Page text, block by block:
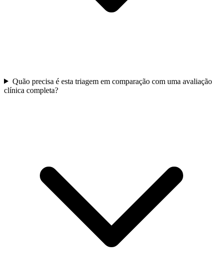
Quão precisa é esta triagem em comparação com uma avaliação
clínica completa?